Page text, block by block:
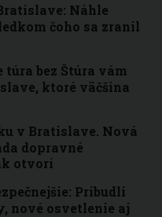
Náhle
čoho sa zranil
túra bez Štúra vám
ktoré väčšina
v Bratislave. Nová
dopravné
otvorí
Pribudli
nové osvetlenie aj